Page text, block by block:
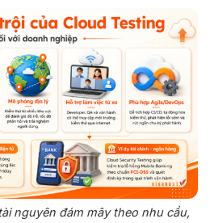
nguyên đám mây theo nhu cầu,